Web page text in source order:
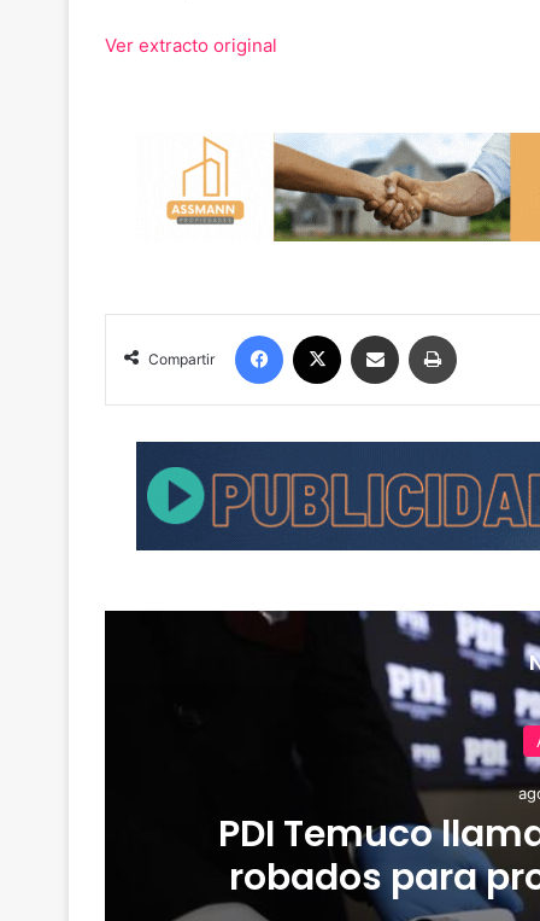
Ver extracto original
Compartir
PDI Temuco
robados para